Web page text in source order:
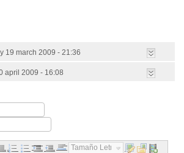
19 march 2009 - 21:36
april 2009 - 16:08
Tamaño Letra...